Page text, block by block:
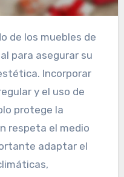
para asegurar su
Incorporar
y el uso de
protege la
respeta el medio
adaptar el